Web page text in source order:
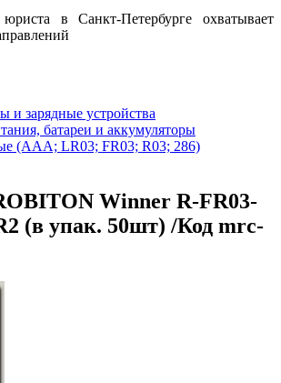
юриста в Санкт-Петербурге охватывает
и зарядные устройства
батареи и аккумуляторы
(AAA; LR03; FR03; R03; 286)
Winner R-FR03-
(в упак. 50шт) /Код mrc-